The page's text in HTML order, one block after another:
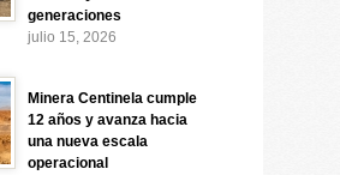
generaciones
julio 15, 2026
Minera Centinela cumple
12 años y avanza hacia
una nueva escala
operacional